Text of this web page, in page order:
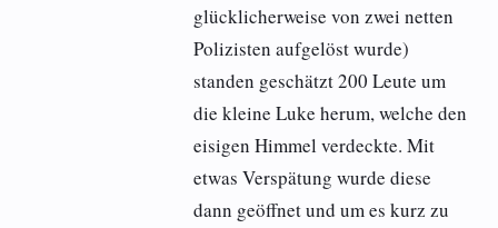
glücklicherweise von zwei netten
Polizisten aufgelöst wurde)
standen geschätzt 200 Leute um
die kleine Luke herum, welche den
eisigen Himmel verdeckte. Mit
etwas Verspätung wurde diese
dann geöffnet und um es kurz zu